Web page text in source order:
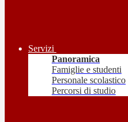
Servizi
Panoramica
Famiglie e studenti
Personale scolastico
Percorsi di studio